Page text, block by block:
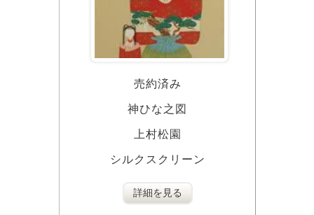
売約済み
神ひな之図
上村松園
シルクスクリーン
詳細を見る